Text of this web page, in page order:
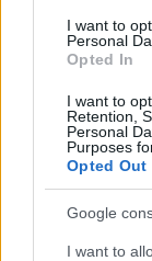
I want to
Personal
Opted In
I want to
Retention,
Personal
Purposes
Opted Out
Google
I want to